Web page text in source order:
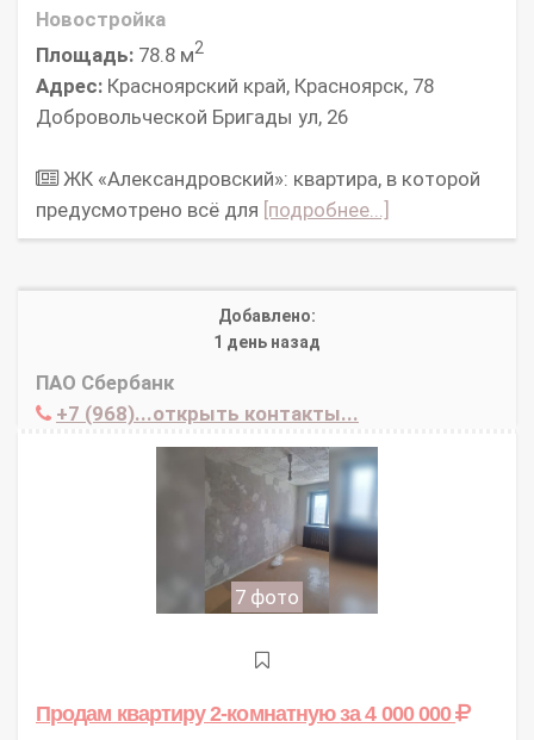
Новостройка
Площадь: 78.8 м2
Адрес: Красноярский край, Красноярск, 78
Добровольческой Бригады ул, 26
ЖК «Александровский»: квартира, в которой
предусмотрено всё для [подробнее...]
Добавлено:
1 день назад
ПАО Сбербанк
+7 (968)...открыть контакты...
7 фото
Продам квартиру 2-комнатнуюза 4 000 000